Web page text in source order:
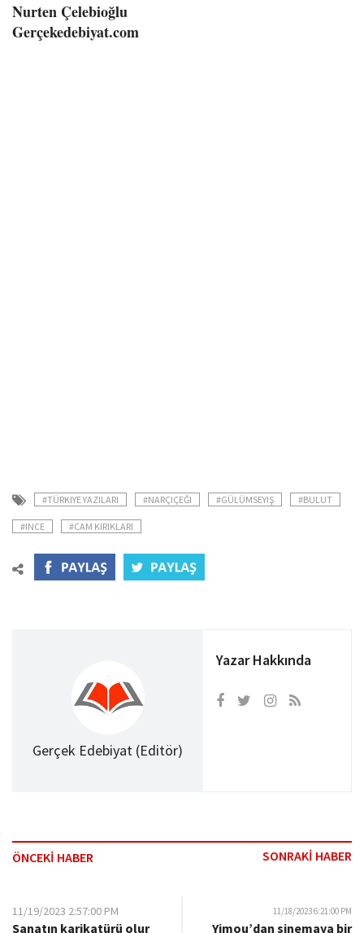
Nurten Çelebioğlu
Gerçekedebiyat.com
#TÜRKIYE YAZILARI #NARÇIÇEĞI #GÜLÜMSEYIŞ #BULUT
#INCE #CAM KIRIKLARI
Gerçek Edebiyat (Editör)
Yazar Hakkında
ÖNCEKİ HABER SONRAKİ HABER
11/19/2023 2:57:00 PM
Sanatın karikatürü olur
11/18/2023 6:21:00 PM
Yimou’dan sinemaya bir